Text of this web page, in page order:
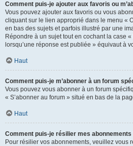
Comment puis-je ajouter aux favoris ou
Vous pouvez ajouter aux favoris ou vous
cliquant sur le lien approprié dans le menu «
en bas des sujets et parfois illustré par une
Répondre à un sujet tout en cochant la case
lorsqu’une réponse est publiée » équivaut à
Haut
Comment puis-je m’abonner à un forum
Vous pouvez vous abonner à un forum
« S’abonner au forum » situé en bas de la
Haut
Comment puis-je résilier mes abonnements
Pour résilier vos abonnements, veuillez vous